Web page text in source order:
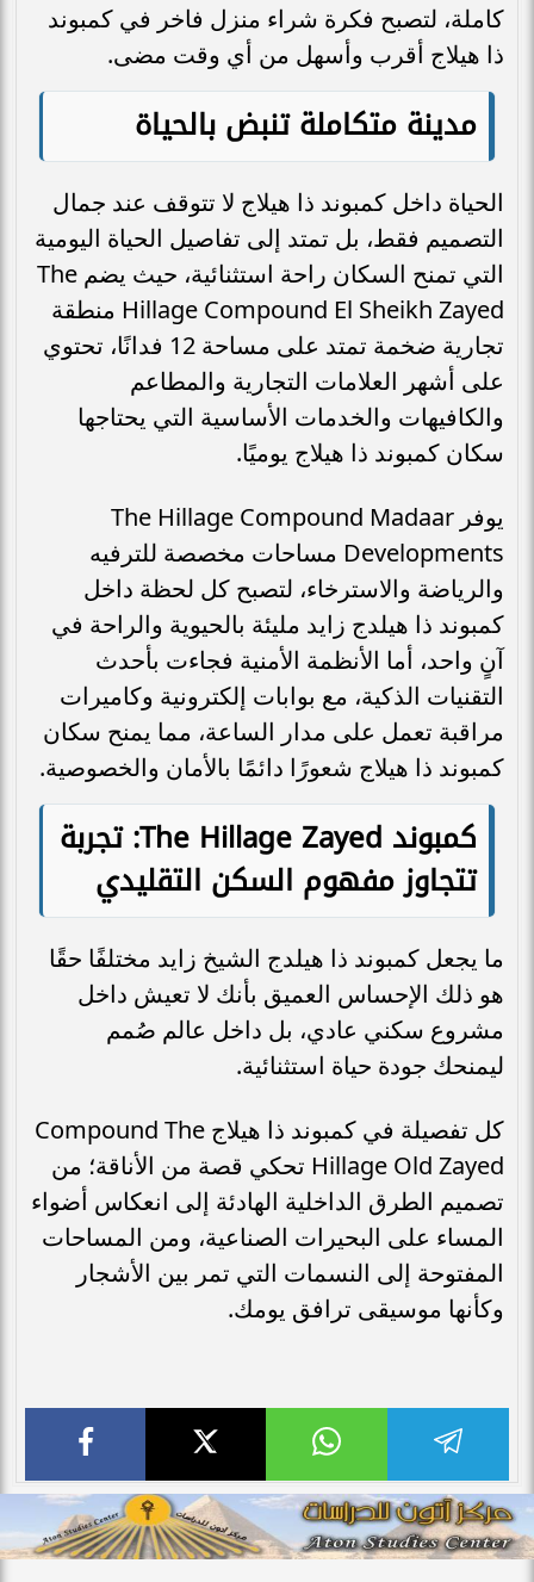
كاملة، لتصبح فكرة شراء منزل فاخر في كمبوند
ذا هيلاج أقرب وأسهل من أي وقت مضى.
مدينة متكاملة تنبض بالحياة
الحياة داخل كمبوند ذا هيلاج لا تتوقف عند جمال
التصميم فقط، بل تمتد إلى تفاصيل الحياة اليومية
التي تمنح السكان راحة استثنائية، حيث يضم The
Hillage Compound El Sheikh Zayed منطقة
تجارية ضخمة تمتد على مساحة 12 فدانًا، تحتوي
على أشهر العلامات التجارية والمطاعم
والكافيهات والخدمات الأساسية التي يحتاجها
سكان كمبوند ذا هيلاج يوميًا.
يوفر The Hillage Compound Madaar
Developments مساحات مخصصة للترفيه
والرياضة والاسترخاء، لتصبح كل لحظة داخل
كمبوند ذا هيلدج زايد مليئة بالحيوية والراحة في
آنٍ واحد، أما الأنظمة الأمنية فجاءت بأحدث
التقنيات الذكية، مع بوابات إلكترونية وكاميرات
مراقبة تعمل على مدار الساعة، مما يمنح سكان
كمبوند ذا هيلاج شعورًا دائمًا بالأمان والخصوصية.
كمبوند The Hillage Zayed: تجربة
تتجاوز مفهوم السكن التقليدي
ما يجعل كمبوند ذا هيلدج الشيخ زايد مختلفًا حقًا
هو ذلك الإحساس العميق بأنك لا تعيش داخل
مشروع سكني عادي، بل داخل عالم صُمم
ليمنحك جودة حياة استثنائية.
كل تفصيلة في كمبوند ذا هيلاج Compound The
Hillage Old Zayed تحكي قصة من الأناقة؛ من
تصميم الطرق الداخلية الهادئة إلى انعكاس أضواء
المساء على البحيرات الصناعية، ومن المساحات
المفتوحة إلى النسمات التي تمر بين الأشجار
وكأنها موسيقى ترافق يومك.